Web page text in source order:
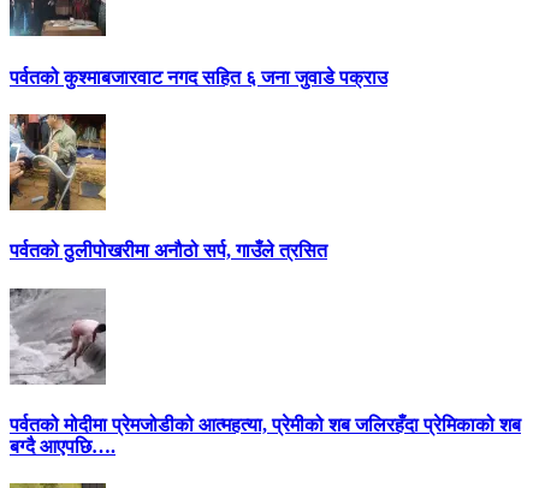
पर्वतको कुश्माबजारवाट नगद सहित ६ जना जुवाडे पक्राउ
पर्वतको ठुलीपोखरीमा अनौठो सर्प, गाउँले त्रसित
पर्वतको मोदीमा प्रेमजोडीको आत्महत्या, प्रेमीको शब जलिरहँदा प्रेमिकाको शब
बग्दै आएपछि….